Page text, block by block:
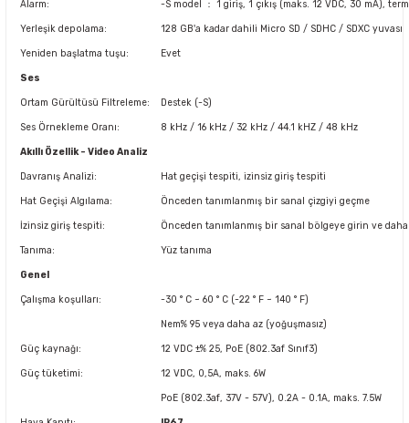
Alarm: -S model ： 1 giriş, 1 çıkış (maks. 12 VDC, 30 mA),
Yerleşik depolama: 128 GB'a kadar dahili Micro SD / SDHC / SDXC yuvası
Yeniden başlatma tuşu: Evet
Ses
Ortam Gürültüsü Filtreleme: Destek (-S)
Ses Örnekleme Oranı: 8 kHz / 16 kHz / 32 kHz / 44.1 kHZ / 48 kHz
Akıllı Özellik - Video Analiz
Davranış Analizi: Hat geçişi tespiti, izinsiz giriş tespiti
Hat Geçişi Algılama: Önceden tanımlanmış bir sanal çizgiyi geçme
İzinsiz giriş tespiti: Önceden tanımlanmış bir sanal bölgeye girin ve daha
Tanıma: Yüz tanıma
Genel
Çalışma koşulları: -30 ° C ~ 60 ° C (-22 ° F ~ 140 ° F)
Nem% 95 veya daha az (yoğuşmasız)
Güç kaynağı: 12 VDC ±% 25, PoE (802.3af Sınıf3)
Güç tüketimi: 12 VDC, 0,5A, maks. 6W
PoE (802.3af, 37V - 57V), 0.2A - 0.1A, maks. 7.5W